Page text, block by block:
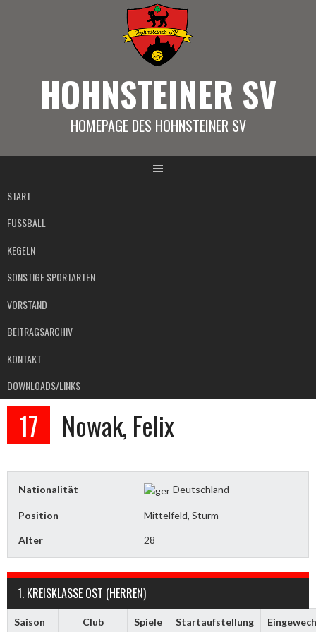
HOHNSTEINER SV
HOMEPAGE DES HOHNSTEINER SV
START
FUSSBALL
KEGELN
SONSTIGE SPORTARTEN
VORSTAND
BEITRAGSARCHIV
KONTAKT
DOWNLOADS/LINKS
17 Nowak, Felix
Nationalität Deutschland
Position Mittelfeld, Sturm
Alter 28
1. KREISKLASSE OST (HERREN)
Saison Club Spiele Startaufstellung